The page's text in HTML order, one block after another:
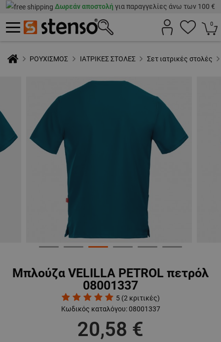
Δωρεάν αποστολή για παραγγελίες άνω των 100 €
0
ΡΟΥΧΙΣΜΟΣ ΙΑΤΡΙΚΕΣ ΣΤΟΛΕΣ Σετ ιατρικές στολές
Μπλούζα VELILLA PETROL πετρόλ
08001337
5 (2 κριτικές)
Κωδικός καταλόγου: 08001337
20,58 €